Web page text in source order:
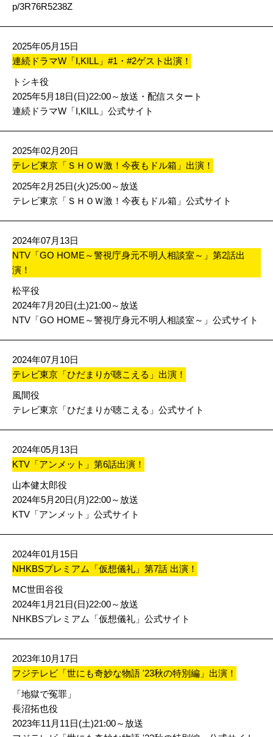
p/3R76R5238Z
2025年05月15日
連続ドラマW「I,KILL」#1・#2ゲスト出演！
トシキ役
2025年5月18日(日)22:00～放送・配信スタート
連続ドラマW「I,KILL」公式サイト
2025年02月20日
テレビ東京「ＳＨＯＷ激！今夜もドル箱」出演！
2025年2月25日(火)25:00～放送
テレビ東京「ＳＨＯＷ激！今夜もドル箱」公式サイト
2024年07月13日
NTV「GO HOME～警視庁身元不明人相談室～」第2話出
演！
松平役
2024年7月20日(土)21:00～放送
NTV「GO HOME～警視庁身元不明人相談室～」公式サイト
2024年07月10日
テレビ東京「ひだまりが聴こえる」出演！
風間役
テレビ東京「ひだまりが聴こえる」公式サイト
2024年05月13日
KTV「アンメット」第6話出演！
山本健太郎役
2024年5月20日(月)22:00～放送
KTV「アンメット」公式サイト
2024年01月15日
NHKBSプレミアム「仮想儀礼」第7話 出演！
MC世田谷役
2024年1月21日(日)22:00～放送
NHKBSプレミアム「仮想儀礼」公式サイト
2023年10月17日
フジテレビ「世にも奇妙な物語 '23秋の特別編」出演！
「地獄で冤罪」
長沼拓也役
2023年11月11日(土)21:00～放送